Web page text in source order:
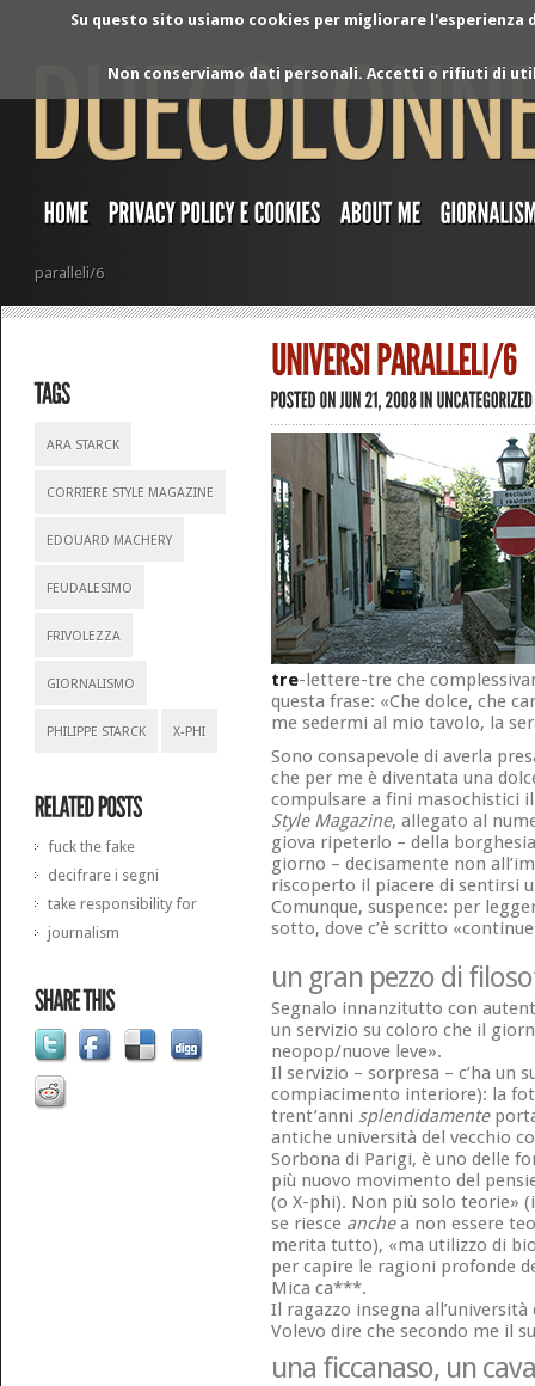
Su questo sito usiamo cookies per migliorare
Non conserviamo dati personali. Accetti o rifiuti di
paralleli/6
ARA STARCK
CORRIERE STYLE MAGAZINE
EDOUARD MACHERY
FEUDALESIMO
FRIVOLEZZA
GIORNALISMO
PHILIPPE STARCK X-PHI
fuck the fake
decifrare i segni
take responsibility for
journalism
tre-lettere-tre che
questa frase: «Che dolce, che
me sedermi al mio tavolo, la
Sono consapevole di averla
che per me è diventata una
compulsare a fini masochistici
Style Magazine, allegato al
giova ripeterlo – della
giorno – decisamente non
riscoperto il piacere di sentirsi
Comunque, suspence: per
sotto, dove c’è scritto
un gran pezzo di
Segnalo innanzitutto con
un servizio su coloro che il
neopop/nuove leve».
Il servizio – sorpresa – c’ha un
compiacimento interiore): la
trent’anni splendidamente
antiche università del vecchio
Sorbona di Parigi, è uno delle
più nuovo movimento del
(o X-phi). Non più solo teorie»
se riesce anchea non essere
merita tutto), «ma utilizzo di
per capire le ragioni profonde
Mica ca***.
Il ragazzo insegna
Volevo dire che secondo me il
una ficcanaso, un